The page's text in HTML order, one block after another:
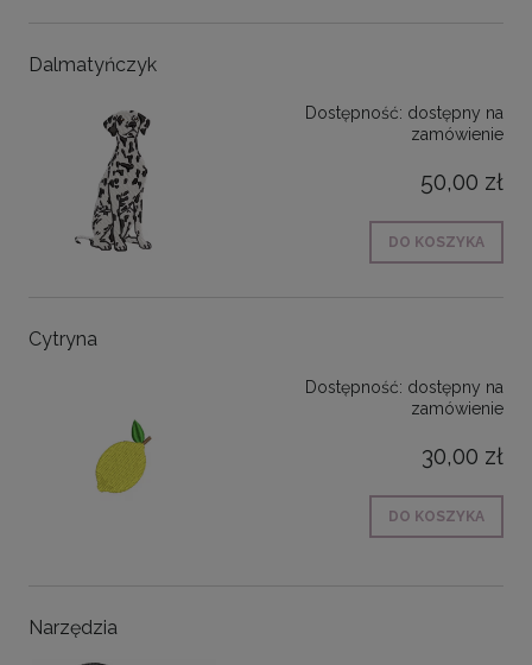
Dalmatyńczyk
Dostępność: dostępny na
zamówienie
50,00 zł
DO KOSZYKA
Cytryna
Dostępność: dostępny na
zamówienie
30,00 zł
DO KOSZYKA
Narzędzia